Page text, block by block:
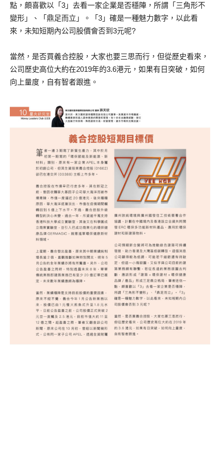
點，頗喜歡以「3」去看一家企業是否穩陣，所謂「三角形不
變形」、「鼎足而立」。「3」確是一種魅力數字，以此看
來，未知短期內公司股價會否到3元呢?
當然，是否買義合控股，大家也要三思而行，但從歷史看來，
公司歷史高位大約在2019年的3.6港元，如果有日突破，如何
向上量度，自有智者跟進。